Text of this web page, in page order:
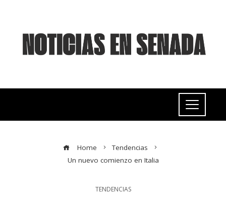
Home
Tendencias
Un nuevo comienzo en Italia
TENDENCIAS